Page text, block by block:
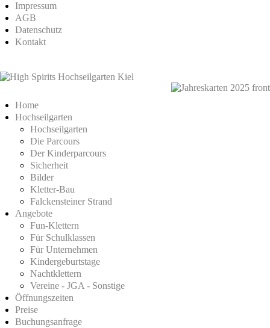
Impressum
AGB
Datenschutz
Kontakt
Home
Hochseilgarten
Hochseilgarten
Die Parcours
Der Kinderparcours
Sicherheit
Bilder
Kletter-Bau
Falckensteiner Strand
Angebote
Fun-Klettern
Für Schulklassen
Für Unternehmen
Kindergeburtstage
Nachtklettern
Vereine - JGA - Sonstige
Öffnungszeiten
Preise
Buchungsanfrage